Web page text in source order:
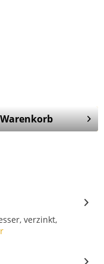
Warenkorb
verzinkt,